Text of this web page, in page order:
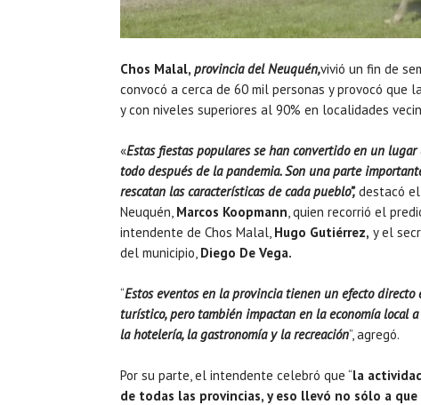
Chos Malal, provincia del Neuquén,vivió un fin de
convocó a cerca de 60 mil personas y provocó
y con niveles superiores al 90% en localidades
«Estas fiestas populares se han convertido en un lugar
todo después de la pandemia. Son una parte
rescatan las características de cada pueblo”,destacó el
Neuquén, Marcos Koopmann, quien recorrió el
intendente de Chos Malal, Hugo Gutiérrez, y el
del municipio, Diego De Vega.
“Estos eventos en la provincia tienen un efecto directo
turístico, pero también impactan en la economía local
la hotelería, la gastronomía y la recreación”, agregó.
Por su parte, el intendente celebró que “la
de todas las provincias, y eso llevó no sólo a